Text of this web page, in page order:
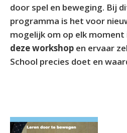
door spel en beweging. Bij
programma is het voor
mogelijk om op elk
deze workshop en ervaar
School precies doet en